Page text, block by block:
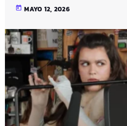
today MAYO 12, 2026